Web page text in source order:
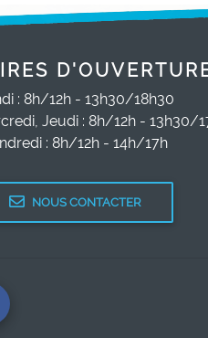
: 8h/12h - 13h30/18h30
Jeudi : 8h/12h - 13h30/
: 8h/12h - 14h/17h
NOUS CONTACTER